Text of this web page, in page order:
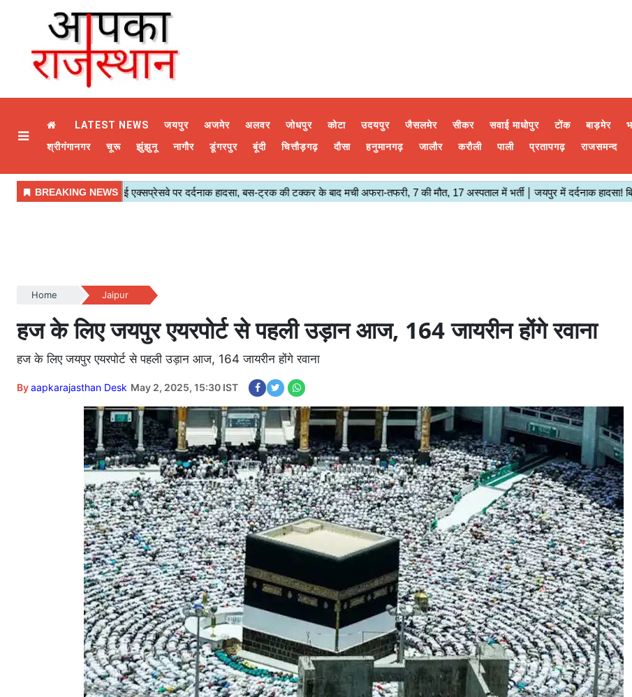
LATEST NEWS जयपुर अजमेर अलवर जोधपुर कोटा उदयपुर जैसलमेर सीकर सवाई माधोपुर टोंक बाड़मेर
श्रीगंगानगर
चूरू झुंझुनू नागौर डूंगरपुर बूंदी चित्तौड़गढ़ दौसा हनुमानगढ़ जालौर करौली पाली प्रतापगढ़ राजसमन्द
Home Jaipur
हज के लिए जयपुर एयरपोर्ट से पहली उड़ान आज, 164 जायरीन होंगे रवाना
हज के लिए जयपुर एयरपोर्ट से पहली उड़ान आज, 164 जायरीन होंगे रवाना
Byaapkarajasthan Desk May 2, 2025, 15:30 IST